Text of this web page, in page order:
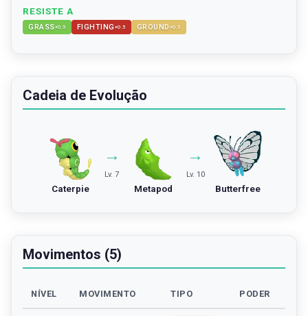
RESISTE A
GRASS×0.5 FIGHTING ×0.5 GROUND ×0.5
Cadeia de Evolução
Caterpie
→
Lv. 7
Metapod
→
Lv. 10
Butterfree
Movimentos (5)
NÍVEL MOVIMENTO TIPO PODER